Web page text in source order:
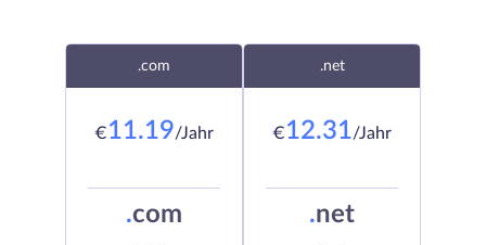
.com
€11.19/Jahr
.com
.net
€12.31/Jahr
.net